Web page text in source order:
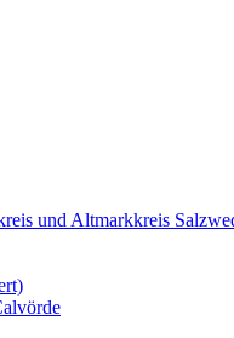
und Altmarkkreis